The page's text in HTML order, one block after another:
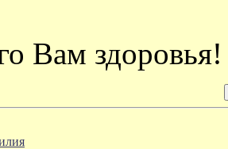
Вам здоровья!